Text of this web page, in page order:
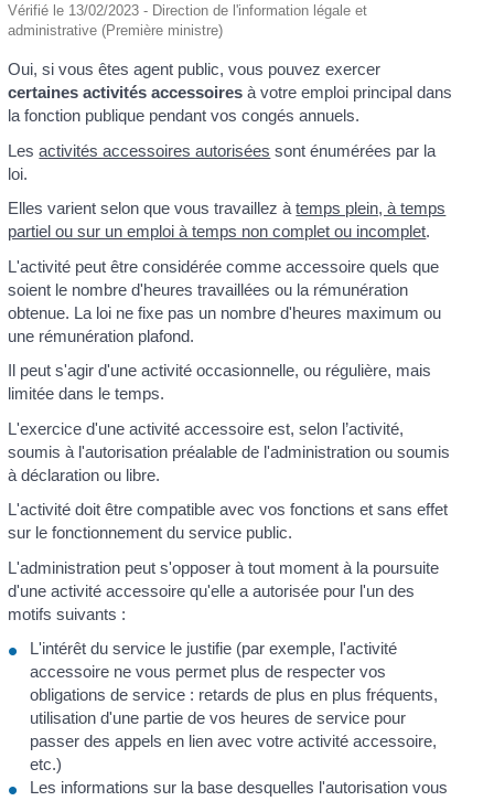
Vérifié le 13/02/2023 - Direction de l'information légale et
administrative (Première ministre)
Oui, si vous êtes agent public, vous pouvez exercer
certaines activités accessoires à votre emploi principal dans
la fonction publique pendant vos congés annuels.
Lesactivités accessoires autorisées sont énumérées par la
loi.
Elles varient selon que vous travaillez àtemps plein, à temps
partiel ou sur un emploi à temps non complet ou incomplet.
L'activité peut être considérée comme accessoire quels que
soient le nombre d'heures travaillées ou la rémunération
obtenue. La loi ne fixe pas un nombre d'heures maximum ou
une rémunération plafond.
Il peut s'agir d'une activité occasionnelle, ou régulière, mais
limitée dans le temps.
L'exercice d'une activité accessoire est, selon l’activité,
soumis à l'autorisation préalable de l'administration ou soumis
à déclaration ou libre.
L'activité doit être compatible avec vos fonctions et sans effet
sur le fonctionnement du service public.
L'administration peut s'opposer à tout moment à la poursuite
d'une activité accessoire qu'elle a autorisée pour l'un des
motifs suivants :
L'intérêt du service le justifie (par exemple, l'activité
accessoire ne vous permet plus de respecter vos
obligations de service : retards de plus en plus fréquents,
utilisation d'une partie de vos heures de service pour
passer des appels en lien avec votre activité accessoire,
etc.)
Les informations sur la base desquelles l'autorisation vous